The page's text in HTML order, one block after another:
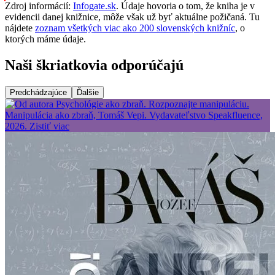
Zdroj informácií: Infogate.sk. Údaje hovoria o tom, že kniha je v
evidencii danej knižnice, môže však už byť aktuálne požičaná. Tu
nájdete zoznam všetkých viac ako 200 slovenských knižníc, o
ktorých máme údaje.
Naši škriatkovia odporúčajú
Predchádzajúce Ďalšie